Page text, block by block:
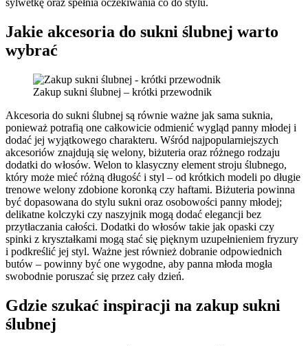
sylwetkę oraz spełnia oczekiwania co do stylu.
Jakie akcesoria do sukni ślubnej warto
wybrać
Zakup sukni ślubnej – krótki przewodnik
Akcesoria do sukni ślubnej są równie ważne jak sama suknia,
ponieważ potrafią one całkowicie odmienić wygląd panny młodej i
dodać jej wyjątkowego charakteru. Wśród najpopularniejszych
akcesoriów znajdują się welony, biżuteria oraz różnego rodzaju
dodatki do włosów. Welon to klasyczny element stroju ślubnego,
który może mieć różną długość i styl – od krótkich modeli po długie
trenowe welony zdobione koronką czy haftami. Biżuteria powinna
być dopasowana do stylu sukni oraz osobowości panny młodej;
delikatne kolczyki czy naszyjnik mogą dodać elegancji bez
przytłaczania całości. Dodatki do włosów takie jak opaski czy
spinki z kryształkami mogą stać się pięknym uzupełnieniem fryzury
i podkreślić jej styl. Ważne jest również dobranie odpowiednich
butów – powinny być one wygodne, aby panna młoda mogła
swobodnie poruszać się przez cały dzień.
Gdzie szukać inspiracji na zakup sukni
ślubnej